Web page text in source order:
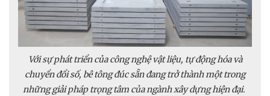
Với sự phát triển của công nghệ vật liệu, tự động hóa và
chuyển đổi số, bê tông đúc sẵn đang trở thành một trong
những giải pháp trọng tâm của ngành xây dựng hiện đại.